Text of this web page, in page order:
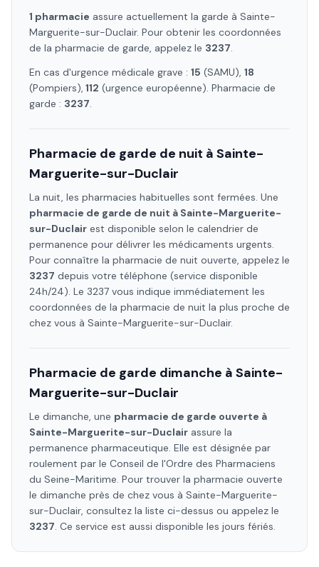
1 pharmacie assure actuellement la garde à Sainte-
Marguerite-sur-Duclair. Pour obtenir les coordonnées
de la pharmacie de garde, appelez le 3237.
En cas d'urgence médicale grave : 15 (SAMU), 18
(Pompiers), 112 (urgence européenne). Pharmacie de
garde : 3237.
Pharmacie de garde de nuit à Sainte-
Marguerite-sur-Duclair
La nuit, les pharmacies habituelles sont fermées. Une
pharmacie de garde de nuit à Sainte-Marguerite-
sur-Duclair est disponible selon le calendrier de
permanence pour délivrer les médicaments urgents.
Pour connaître la pharmacie de nuit ouverte, appelez le
3237 depuis votre téléphone (service disponible
24h/24). Le 3237 vous indique immédiatement les
coordonnées de la pharmacie de nuit la plus proche de
chez vous à Sainte-Marguerite-sur-Duclair.
Pharmacie de garde dimanche à Sainte-
Marguerite-sur-Duclair
Le dimanche, une pharmacie de garde ouverte à
Sainte-Marguerite-sur-Duclair assure la
permanence pharmaceutique. Elle est désignée par
roulement par le Conseil de l'Ordre des Pharmaciens
du Seine-Maritime. Pour trouver la pharmacie ouverte
le dimanche près de chez vous à Sainte-Marguerite-
sur-Duclair, consultez la liste ci-dessus ou appelez le
3237. Ce service est aussi disponible les jours fériés.